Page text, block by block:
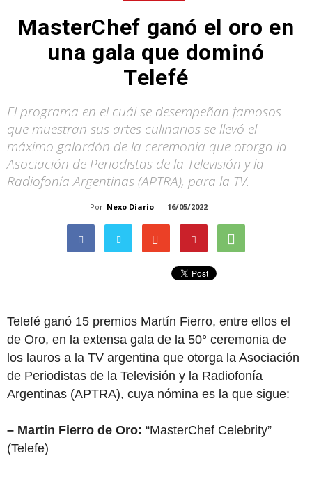
MasterChef ganó el oro en
una gala que dominó
Telefé
El programa en el cuál se desempeñan famosos
que muestran sus artes culinarios se llevó el
máximo galardón de la ceremonia que otorga la
Asociación de Periodistas de la Televisión y la
Radiofonía Argentinas (APTRA), para la TV.
Por Nexo Diario - 16/05/2022
Telefé ganó 15 premios Martín Fierro, entre ellos el
de Oro, en la extensa gala de la 50° ceremonia de
los lauros a la TV argentina que otorga la Asociación
de Periodistas de la Televisión y la Radiofonía
Argentinas (APTRA), cuya nómina es la que sigue:
– Martín Fierro de Oro: “MasterChef Celebrity”
(Telefe)